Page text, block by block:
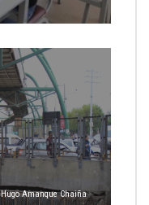
Hugo Amanque Chaiña